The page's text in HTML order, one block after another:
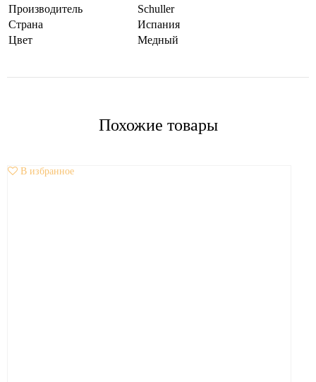
Производитель
Schuller
Страна
Испания
Цвет
Медный
Похожие товары
В избранное